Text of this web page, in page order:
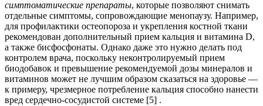
симптоматические препараты, которые позволяют снимать
отдельные симптомы, сопровождающие менопаузу. Например,
для профилактики остеопороза и укрепления костной ткани
рекомендован дополнительный прием кальция и витамина D,
а также бисфосфонаты. Однако даже это нужно делать под
контролем врача, поскольку неконтролируемый прием
биодобавок и превышение рекомендуемой дозы минералов и
витаминов может не лучшим образом сказаться на здоровье —
к примеру, чрезмерное потребление кальция способно нанести
вред сердечно-сосудистой системе [5] .